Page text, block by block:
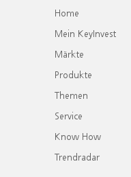
Home
Mein KeyInvest
Märkte
Produkte
Themen
Service
Know How
Trendradar